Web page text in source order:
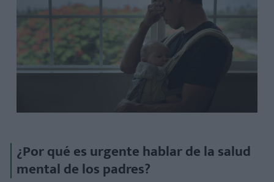
¿Los hombres pueden tener depresión postparto?
¿Ir a terapia significa que estoy “mal”?
¿Qué puedo hacer si no tengo tiempo para mí?
¿Por qué es urgente hablar de la salud
mental de los padres?